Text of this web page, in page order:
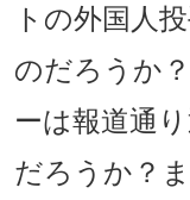
トの外国人
のだろうか
ーは報道通
だろうか？